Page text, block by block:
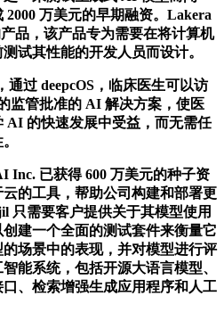
万美元的早期融资。Lakera
品，该产品专为需要在将计算机
试其性能的开发人员而设计。
过 deepcOS，临床医生可以访
监管批准的 AI 解决方案，使医
AI 的快速发展中受益，而无需任
已获得 600 万美元的种子资
的工具，帮助公司构建和部署更
只需要客户提供关于其模型使用
建一个全面的测试套件来衡量它
场景中的表现，并对模型进行评
能系统，包括开源大语言模型、
、检索增强生成应用程序和人工